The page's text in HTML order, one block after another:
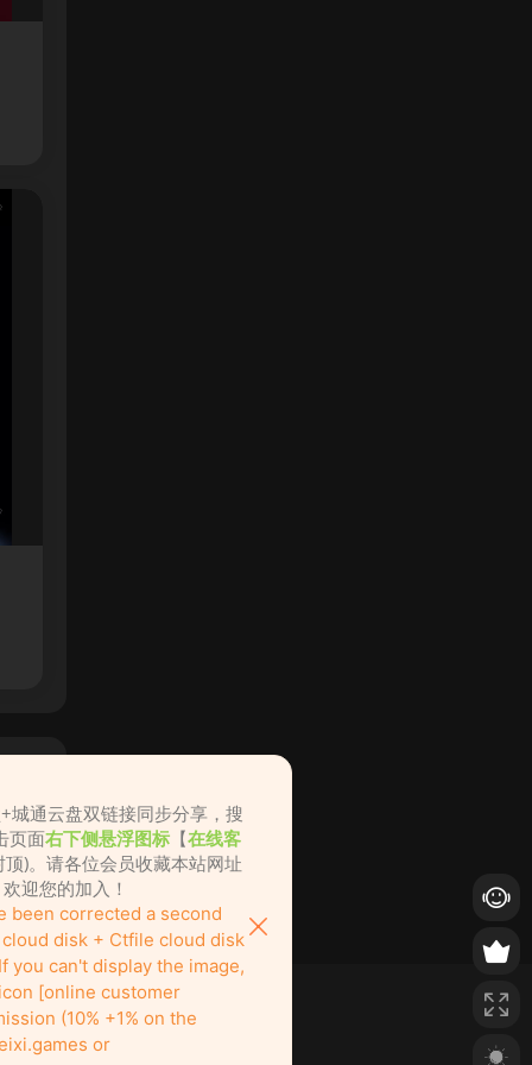
绝对欢迎！
城通云盘双链接同步分享，搜
页面右下侧悬浮图标 【在线客
)。请各位会员收藏本站网址
迎您的加入！
been corrected a second
disk + Ctfile cloud disk
you can't display the image,
[online customer
(10% +1% on the
or